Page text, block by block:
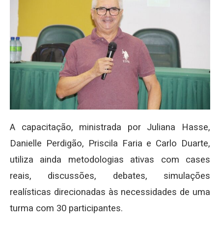
A capacitação, ministrada por Juliana Hasse,
Danielle Perdigão, Priscila Faria e Carlo Duarte,
utiliza ainda metodologias ativas com cases
reais, discussões, debates, simulações
realísticas direcionadas às necessidades de uma
turma com 30 participantes.